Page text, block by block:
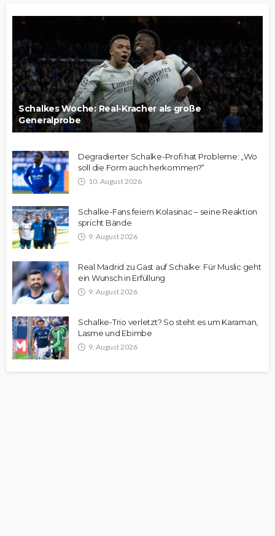
Schalkes Woche: Real-Kracher als große
Generalprobe
Degradierter Schalke-Profi hat Probleme: „Wo
soll die Form auch herkommen?“
10. August 2026
Schalke-Fans feiern Kolasinac – seine Reaktion
spricht Bände
9. August 2026
Real Madrid zu Gast auf Schalke: Für Muslic geht
ein Wunsch in Erfüllung
9. August 2026
Schalke-Trio verletzt? So steht es um Karaman,
Lasme und Ebimbe
9. August 2026